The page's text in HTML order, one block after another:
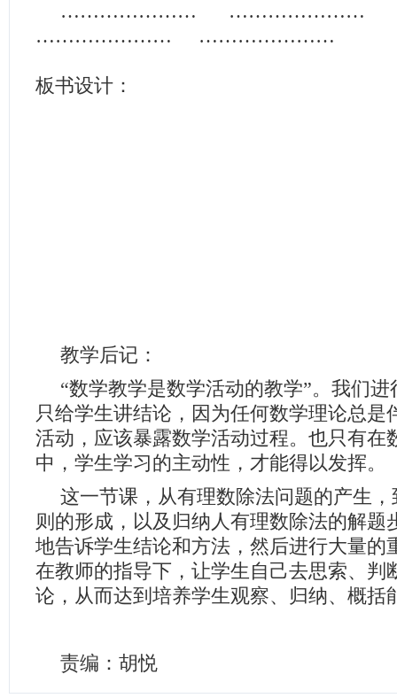
………………… …………………
………………… …………………
板书设计：
教学后记：
“数学教学是数学活动的教学”。我们
只给学生讲结论，因为任何数学理论总是
活动，应该暴露数学活动过程。也只有在
中，学生学习的主动性，才能得以发挥。
这一节课，从有理数除法问题的产生
则的形成，以及归纳人有理数除法的解题
地告诉学生结论和方法，然后进行大量的
在教师的指导下，让学生自己去思索、判
论，从而达到培养学生观察、归纳、概括
责编：胡悦